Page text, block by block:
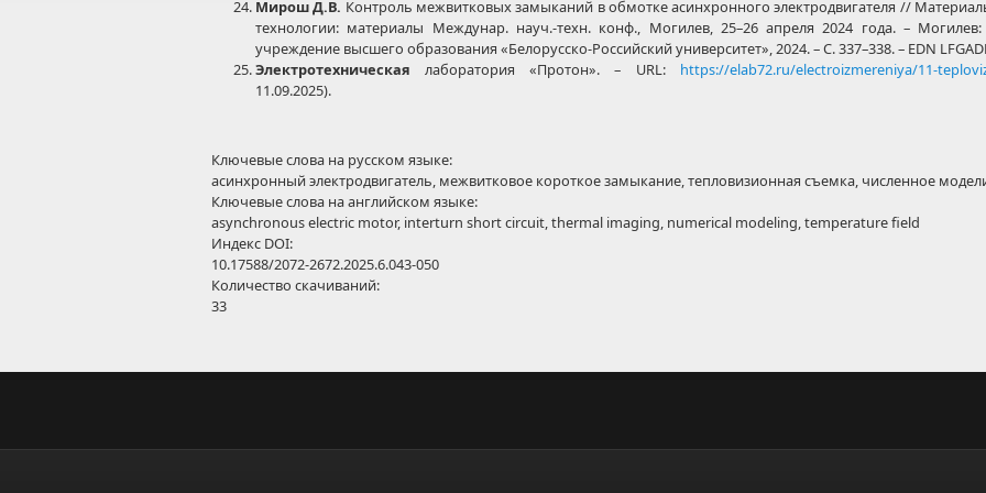
Мирош Д.В. Контроль межвитковых замыканий в обмотке асинхронного электродвигателя //
технологии: материалы Междунар. науч.-техн. конф., Могилев, 25–26 апреля 2024 года. – Могилев:
учреждение высшего образования «Белорусско-Российский университет», 2024. – С. 337–338. – EDN
Электротехническая лаборатория «Протон». – URL: https://elab72.ru/electroizmereniya/11-
11.09.2025).
Ключевые слова на русском языке:
асинхронный электродвигатель, межвитковое короткое замыкание, тепловизионная съемка, численное
Ключевые слова на английском языке:
asynchronous electric motor, interturn short circuit, thermal imaging, numerical modeling, temperature field
Индекс DOI:
10.17588/2072-2672.2025.6.043-050
Количество скачиваний:
33